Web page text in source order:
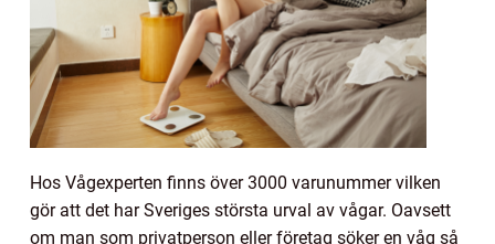
Hos Vågexperten finns över 3000 varunummer vilken
gör att det har Sveriges största urval av vågar. Oavsett
om man som privatperson eller företag söker en våg så